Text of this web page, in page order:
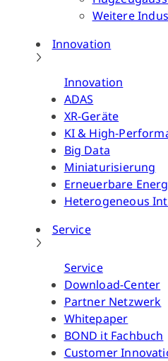
Weitere
Innovation
Innovation
ADAS
XR-Geräte
KI & High-
Big Data
Miniaturisierung
Erneuerbare
Heterogeneous
Service
Service
Download-Center
Partner Netzwerk
Whitepaper
BOND it Fachbuch
Customer